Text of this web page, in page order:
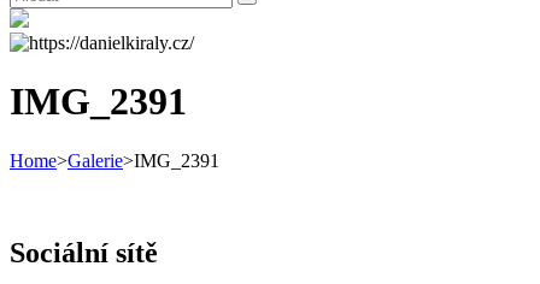
for:
Search
IMG_2391
Home>Galerie>IMG_2391
Sociální sítě